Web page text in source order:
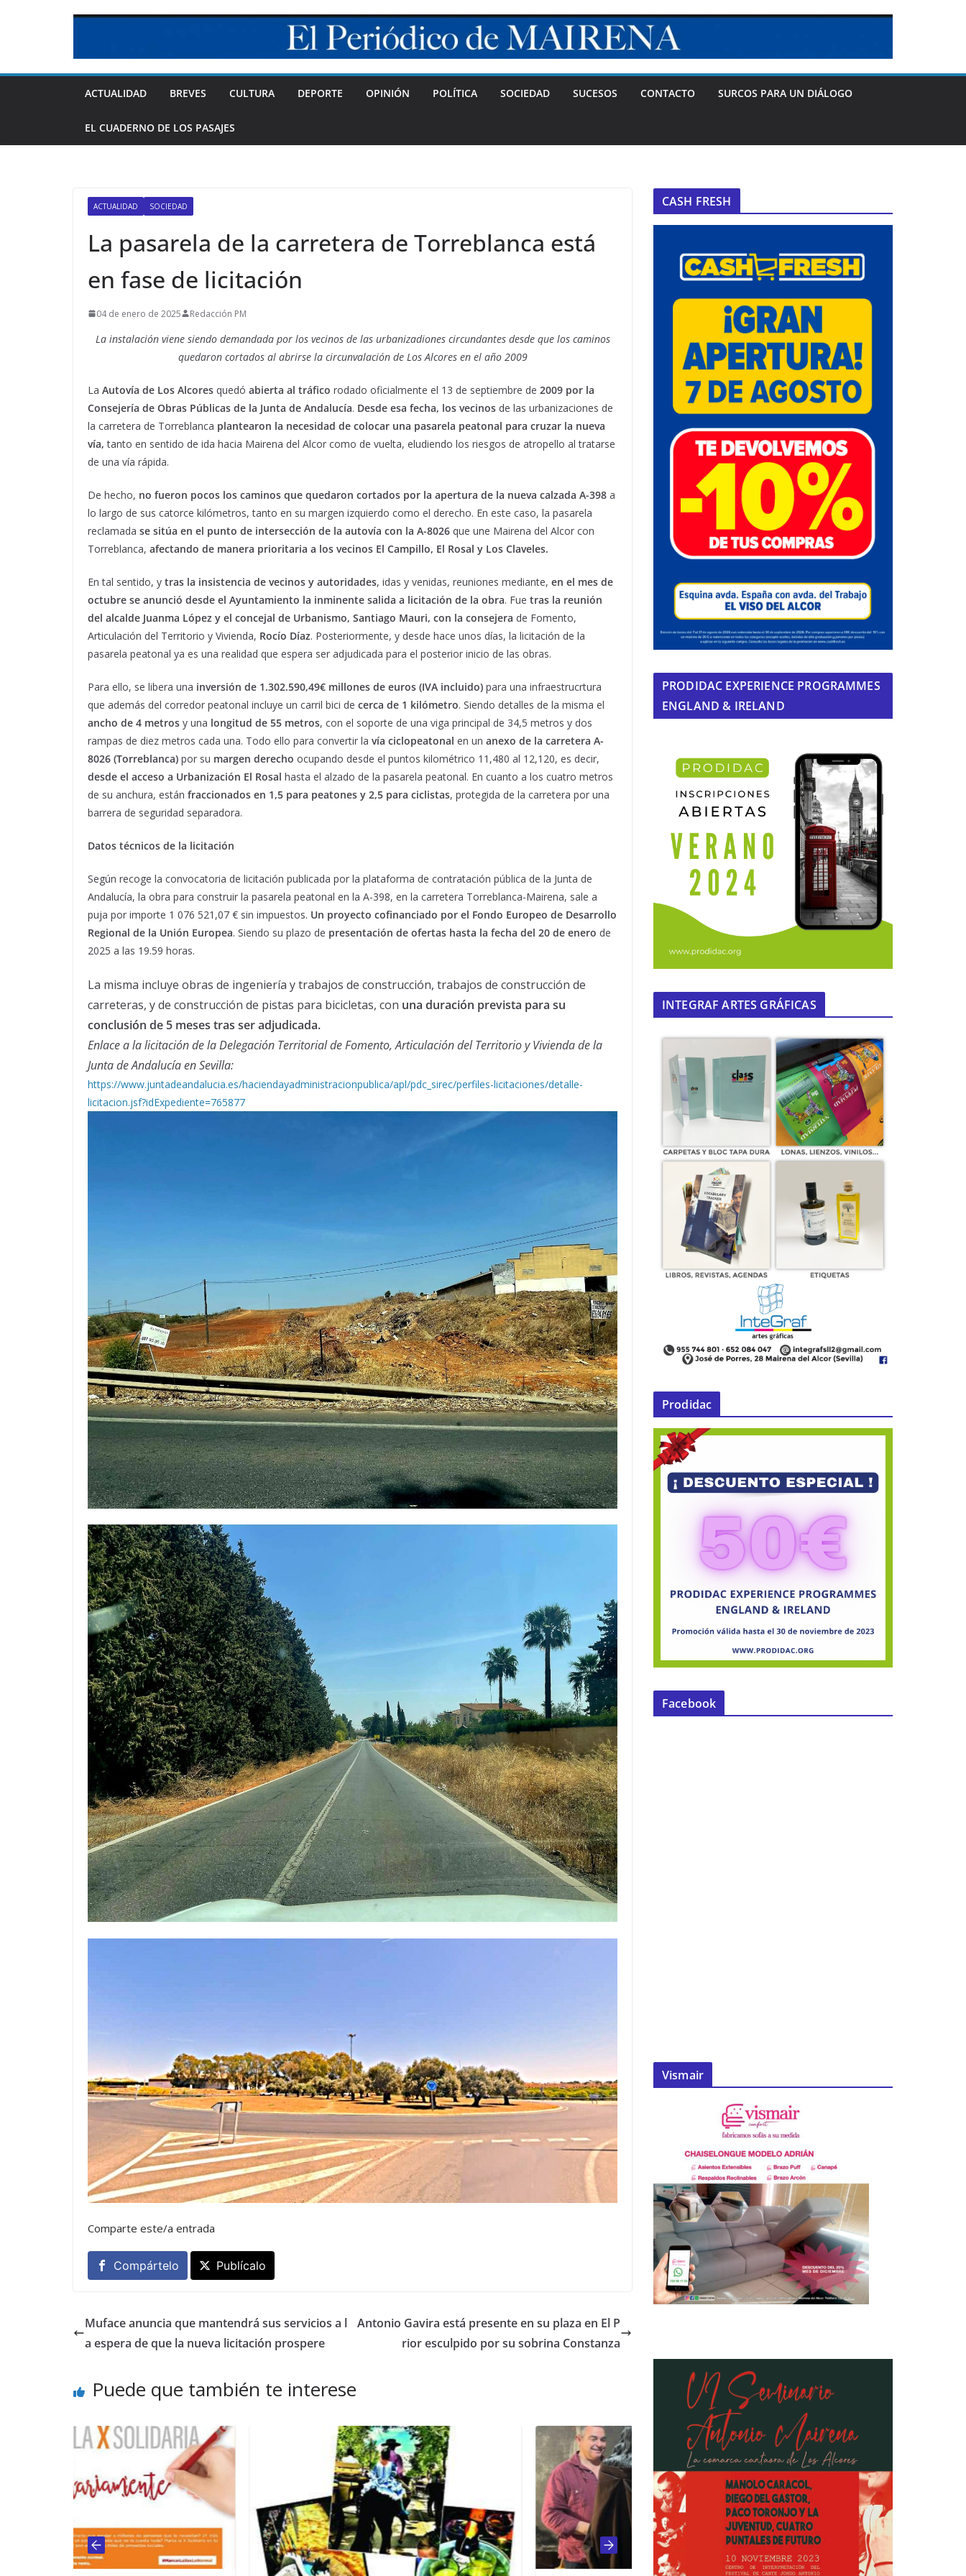
ACTUALIDAD BREVES CULTURA DEPORTE OPINIÓN POLÍTICA SOCIEDAD SUCESOS CONTACTO SURCOS PARA UN DIÁLOGO
EL CUADERNO DE LOS PASAJES
ACTUALIDAD SOCIEDAD
La pasarela de la carretera de Torreblanca está
en fase de licitación
04 de enero de 2025 Redacción PM
La instalación viene siendo demandada por los vecinos de las urbanizadiones circundantes desde que los caminos
quedaron cortados al abrirse la circunvalación de Los Alcores en el año 2009
La Autovía de Los Alcores quedó abierta al tráfico rodado oficialmente el 13 de septiembre de 2009 por la
Consejería de Obras Públicas de la Junta de Andalucía. Desde esa fecha, los vecinos de las urbanizaciones de
la carretera de Torreblanca plantearon la necesidad de colocar una pasarela peatonal para cruzar la nueva
vía, tanto en sentido de ida hacia Mairena del Alcor como de vuelta, eludiendo los riesgos de atropello al tratarse
de una vía rápida.
De hecho, no fueron pocos los caminos que quedaron cortados por la apertura de la nueva calzada A-398 a
lo largo de sus catorce kilómetros, tanto en su margen izquierdo como el derecho. En este caso, la pasarela
reclamada se sitúa en el punto de intersección de la autovía con la A-8026 que une Mairena del Alcor con
Torreblanca, afectando de manera prioritaria a los vecinos El Campillo, El Rosal y Los Claveles.
En tal sentido, y tras la insistencia de vecinos y autoridades, idas y venidas, reuniones mediante, en el mes de
octubre se anunció desde el Ayuntamiento la inminente salida a licitación de la obra. Fue tras la reunión
del alcalde Juanma López y el concejal de Urbanismo, Santiago Mauri, con la consejera de Fomento,
Articulación del Territorio y Vivienda, Rocío Díaz. Posteriormente, y desde hace unos días, la licitación de la
pasarela peatonal ya es una realidad que espera ser adjudicada para el posterior inicio de las obras.
Para ello, se libera una inversión de 1.302.590,49€ millones de euros (IVA incluido) para una infraestrucrtura
que además del corredor peatonal incluye un carril bici de cerca de 1 kilómetro. Siendo detalles de la misma el
ancho de 4 metros y una longitud de 55 metros, con el soporte de una viga principal de 34,5 metros y dos
rampas de diez metros cada una. Todo ello para convertir la vía ciclopeatonal en un anexo de la carretera A-
8026 (Torreblanca) por su margen derecho ocupando desde el puntos kilométrico 11,480 al 12,120, es decir,
desde el acceso a Urbanización El Rosal hasta el alzado de la pasarela peatonal. En cuanto a los cuatro metros
de su anchura, están fraccionados en 1,5 para peatones y 2,5 para ciclistas, protegida de la carretera por una
barrera de seguridad separadora.
Datos técnicos de la licitación
Según recoge la convocatoria de licitación publicada por la plataforma de contratación pública de la Junta de
Andalucía, la obra para construir la pasarela peatonal en la A-398, en la carretera Torreblanca-Mairena, sale a
puja por importe 1 076 521,07 € sin impuestos. Un proyecto cofinanciado por el Fondo Europeo de Desarrollo
Regional de la Unión Europea. Siendo su plazo de presentación de ofertas hasta la fecha del 20 de enero de
2025 a las 19.59 horas.
La misma incluye obras de ingeniería y trabajos de construcción, trabajos de construcción de
carreteras, y de construcción de pistas para bicicletas, con una duración prevista para su
conclusión de 5 meses tras ser adjudicada.
Enlace a la licitación de la Delegación Territorial de Fomento, Articulación del Territorio y Vivienda de la
Junta de Andalucía en Sevilla:
https://www.juntadeandalucia.es/haciendayadministracionpublica/apl/pdc_sirec/perfiles-licitaciones/detalle-
licitacion.jsf?idExpediente=765877
Comparte este/a entrada
Compártelo Publícalo
Muface anuncia que mantendrá sus servicios a l
a espera de que la nueva licitación prospere
Antonio Gavira está presente en su plaza en El P
rior esculpido por su sobrina Constanza
Puede que también te interese
CASH FRESH
PRODIDAC EXPERIENCE PROGRAMMES
ENGLAND & IRELAND
INTEGRAF ARTES GRÁFICAS
Prodidac
Facebook
Vismair